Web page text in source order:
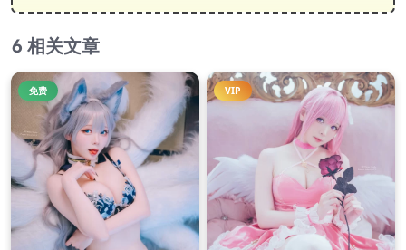
相关文章
免费 VIP